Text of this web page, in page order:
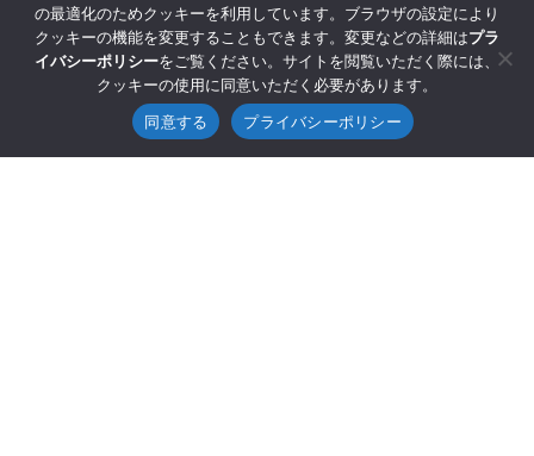
の最適化のためクッキーを利用しています。ブラウザの設定により
クッキーの機能を変更することもできます。変更などの詳細はプラ
イバシーポリシーをご覧ください。サイトを閲覧いただく際には、
クッキーの使用に同意いただく必要があります。
同意する
プライバシーポリシー